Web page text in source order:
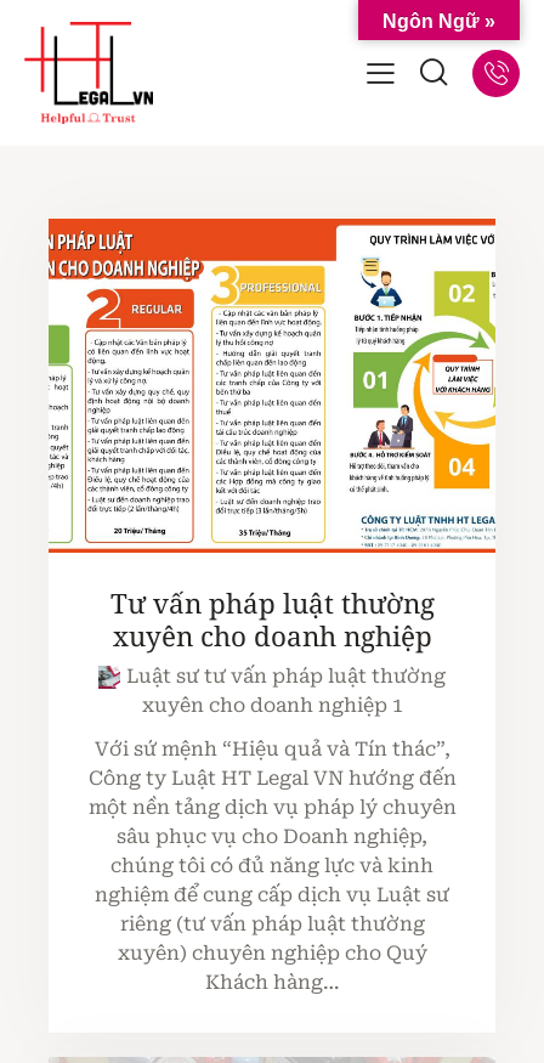
Tư vấn pháp luật thường
xuyên cho doanh nghiệp
Luật sư tư vấn pháp luật thường
xuyên cho doanh nghiệp 1
Với sứ mệnh “Hiệu quả và Tín thác”,
Công ty Luật HT Legal VN hướng đến
một nền tảng dịch vụ pháp lý chuyên
sâu phục vụ cho Doanh nghiệp,
chúng tôi có đủ năng lực và kinh
nghiệm để cung cấp dịch vụ Luật sư
riêng (tư vấn pháp luật thường
xuyên) chuyên nghiệp cho Quý
Khách hàng…
Ngôn Ngữ »